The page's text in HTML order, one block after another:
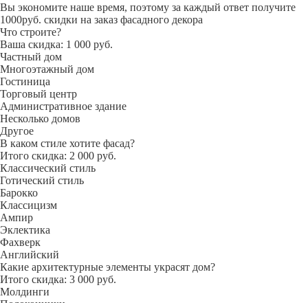
Вы экономите наше время, поэтому за каждый ответ получите
1000руб. скидки на заказ фасадного декора
Что строите?
Ваша скидка: 1 000 руб.
Частный дом
Многоэтажный дом
Гостиница
Торговый центр
Административное здание
Несколько домов
Другое
В каком стиле хотите фасад?
Итого скидка: 2 000 руб.
Классический стиль
Готический стиль
Барокко
Классицизм
Ампир
Эклектика
Фахверк
Английский
Какие архитектурные элементы украсят дом?
Итого скидка: 3 000 руб.
Молдинги